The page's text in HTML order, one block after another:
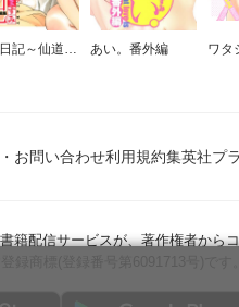
人妻日記～仙道ますみ短編集～ あい。番外編
お問い合わせ利用規約集英社プ
籍配信サービスが、著作権者から